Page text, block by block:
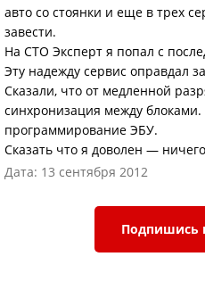
авто со стоянки и еще в трех
завести.
На СТО Эксперт я попал с
Эту надежду сервис оправдал
Сказали, что от медленной
синхронизация между
программирование ЭБУ.
Сказать что я доволен —
Дата: 13 сентября 2012
Подпишись